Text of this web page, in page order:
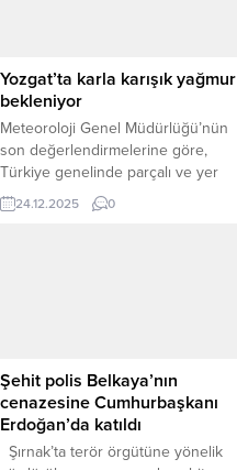
Yozgat’ta karla karışık yağmur
bekleniyor
Meteoroloji Genel Müdürlüğü’nün
son değerlendirmelerine göre,
Türkiye genelinde parçalı ve yer
yer çok bulutlu bir hava hakim
olacak. Birçok bölgede yağış
Yozgat,...
24.12.2025 0
Şehit polis Belkaya’nın
cenazesine Cumhurbaşkanı
Erdoğan’da katıldı
Şırnak’ta terör örgütüne yönelik